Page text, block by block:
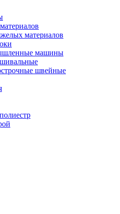
материалов
машины
швейные